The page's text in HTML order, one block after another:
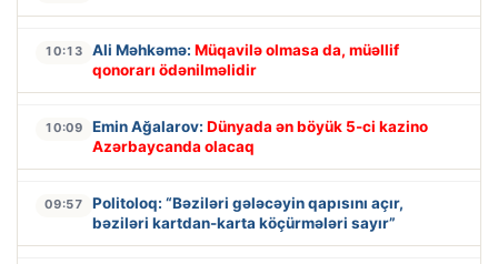
10:13 Ali Məhkəmə: Müqavilə olmasa da, müəllif
qonorarı ödənilməlidir
10:09 Emin Ağalarov: Dünyada ən böyük 5-ci kazino
Azərbaycanda olacaq
09:57
Politoloq: “Bəziləri gələcəyin qapısını açır,
bəziləri kartdan-karta köçürmələri sayır”